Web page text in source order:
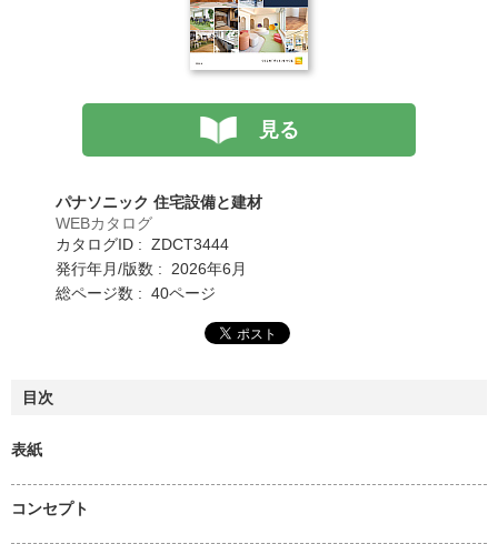
見る
パナソニック 住宅設備と建材
WEBカタログ
カタログID : ZDCT3444
発行年月/版数 : 2026年6月
総ページ数 : 40ページ
目次
表紙
コンセプト